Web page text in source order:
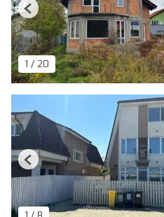
1 / 20
Previous
Previous